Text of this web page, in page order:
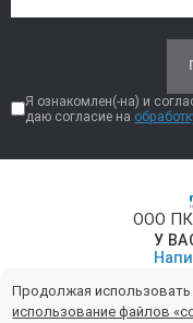
Я ознакомлен(-на) и
даю согласие на
ООО
У
Продолжая использовать
использование файлов